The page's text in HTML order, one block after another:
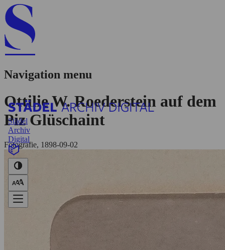
Navigation menu
Städel
Archiv
Digital
Ottilie W. Roederstein auf dem
Piz Glüschaint
Fotografie, 1898-09-02